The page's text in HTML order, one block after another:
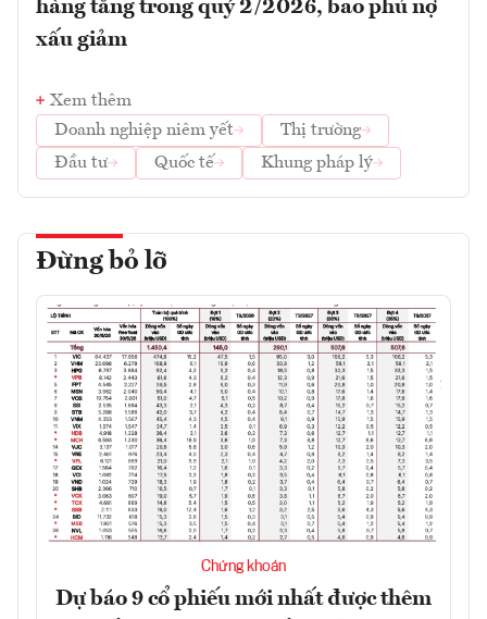
hàng tăng trong quý 2/2026, bao phủ nợ
xấu giảm
Xem thêm
Doanh nghiệp niêm yết
Thị trường
Đầu tư
Quốc tế Khung pháp lý
Đừng bỏ lỡ
Chứng khoán
Dự báo 9 cổ phiếu mới nhất được thêm